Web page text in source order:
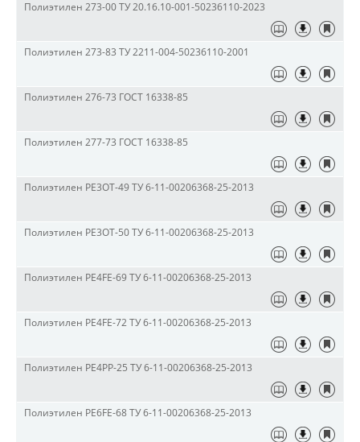
Полиэтилен 273-00 ТУ 20.16.10-001-50236110-2023
Полиэтилен 273-83 ТУ 2211-004-50236110-2001
Полиэтилен 276-73 ГОСТ 16338-85
Полиэтилен 277-73 ГОСТ 16338-85
Полиэтилен PE3OT-49 ТУ 6-11-00206368-25-2013
Полиэтилен PE3OT-50 ТУ 6-11-00206368-25-2013
Полиэтилен PE4FE-69 ТУ 6-11-00206368-25-2013
Полиэтилен PE4FE-72 ТУ 6-11-00206368-25-2013
Полиэтилен PE4PP-25 ТУ 6-11-00206368-25-2013
Полиэтилен PE6FE-68 ТУ 6-11-00206368-25-2013